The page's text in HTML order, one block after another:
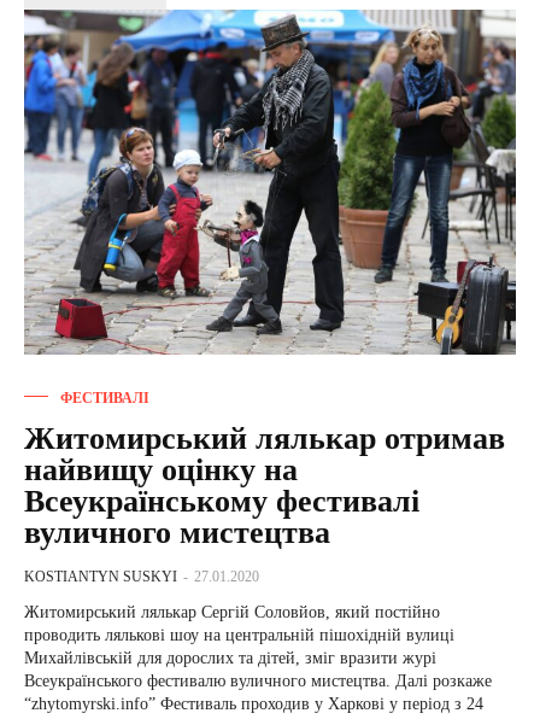
ФЕСТИВАЛІ
Житомирський лялькар отримав
найвищу оцінку на
Всеукраїнському фестивалі
вуличного мистецтва
KOSTIANTYN SUSKYI - 27.01.2020
Житомирський лялькар Сергій Соловйов, який постійно
проводить лялькові шоу на центральній пішохідній вулиці
Михайлівській для дорослих та дітей, зміг вразити журі
Всеукраїнського фестивалю вуличного мистецтва. Далі розкаже
“zhytomyrski.info” Фестиваль проходив у Харкові у період з 24